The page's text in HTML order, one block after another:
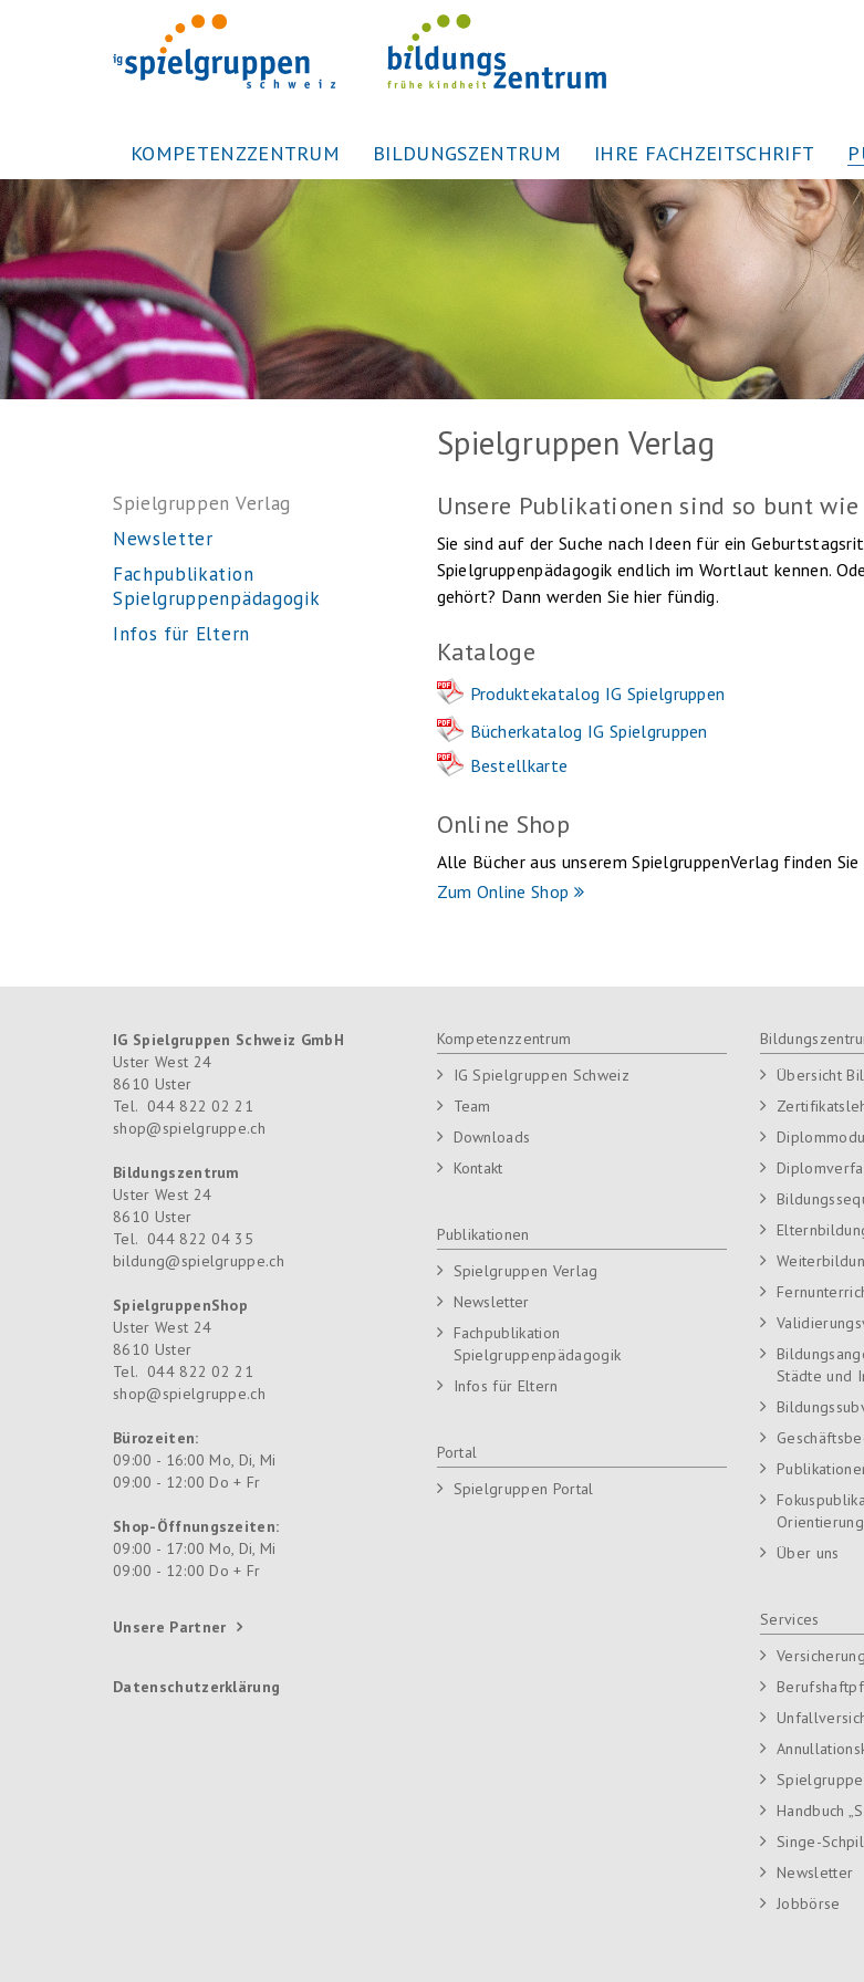
KOMPETENZZENTRUM BILDUNGSZENTRUM IHRE FACHZEITSCHRIFT
Spielgruppen Verlag
Newsletter
Fachpublikation
Spielgruppenpädagogik
Infos für Eltern
Spielgruppen Verlag
Unsere Publikationen sind so bunt
Sie sind auf der Suche nach Ideen für ein
Spielgruppenpädagogik endlich im Wortlaut kennen.
gehört? Dann werden Sie hier fündig.
Kataloge
Produktekatalog IG Spielgruppen
Bücherkatalog IG Spielgruppen
Bestellkarte
Online Shop
Alle Bücher aus unserem SpielgruppenVerlag finden
Zum Online Shop
IG Spielgruppen Schweiz GmbH
Uster West 24
8610 Uster
Tel. 044 822 02 21
shop@spielgruppe.ch
Bildungszentrum
Uster West 24
8610 Uster
Tel. 044 822 04 35
bildung@spielgruppe.ch
SpielgruppenShop
Uster West 24
8610 Uster
Tel. 044 822 02 21
shop@spielgruppe.ch
Bürozeiten:
09:00 - 16:00 Mo, Di, Mi
09:00 - 12:00 Do + Fr
Shop-Öffnungszeiten:
09:00 - 17:00 Mo, Di, Mi
09:00 - 12:00 Do + Fr
Unsere Partner
Datenschutzerklärung
Kompetenzzentrum
IG Spielgruppen Schweiz
Team
Downloads
Kontakt
Publikationen
Spielgruppen Verlag
Newsletter
Fachpublikation
Spielgruppenpädagogik
Infos für Eltern
Portal
Spielgruppen Portal
Übersicht
Städte und
Über uns
Services
Handbuch
Singe-
Newsletter
Jobbörse